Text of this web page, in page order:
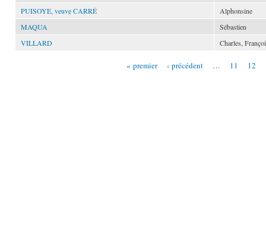
PUISOYE, veuve CARRÉ
Alphonsine
MAQUA
Sébastien
VILLARD
Charles,
« premier ‹ précédent … 11 12